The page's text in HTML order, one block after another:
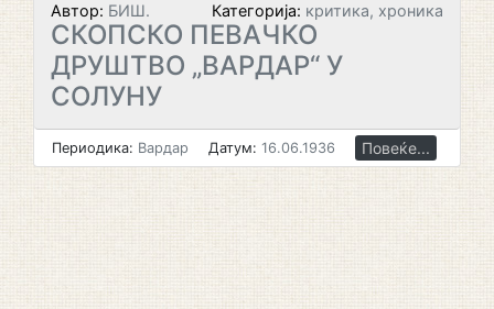
Автор: БИШ. Категорија: критика, хроника
СКОПСКО ПЕВАЧКО
ДРУШТВО „ВАРДАР“ У
СОЛУНУ
Периодика: Вардар Датум: 16.06.1936 Повеќе...